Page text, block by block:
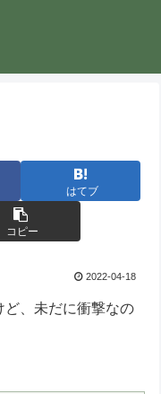
はてブ
コピー
2022-04-18
ど、未だに衝撃なの